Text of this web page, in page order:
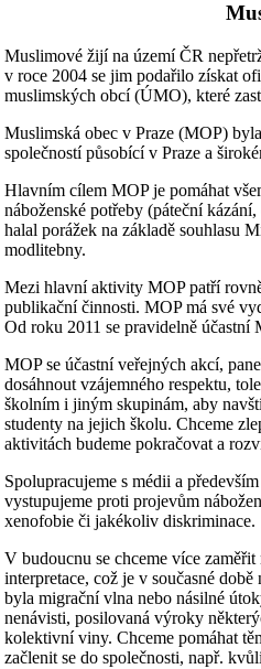
Muslimové žijí na území ČR
v roce 2004 se jim podařilo získat
muslimských obcí (ÚMO), které
Muslimská obec v Praze (MOP)
společností působící v Praze a
Hlavním cílem MOP je pomáhat
náboženské potřeby (páteční
halal porážek na základě souhlasu
modlitebny.
Mezi hlavní aktivity MOP patří
publikační činnosti. MOP má své
Od roku 2011 se pravidelně
MOP se účastní veřejných akcí,
dosáhnout vzájemného respektu,
školním i jiným skupinám, aby
studenty na jejich školu. Chceme
aktivitách budeme pokračovat a
Spolupracujeme s médii a
vystupujeme proti projevům
xenofobie či jakékoliv diskriminace.
V budoucnu se chceme více
interpretace, což je v současné
byla migrační vlna nebo násilné
nenávisti, posilovaná výroky
kolektivní viny. Chceme pomáhat
začlenit se do společnosti, např.